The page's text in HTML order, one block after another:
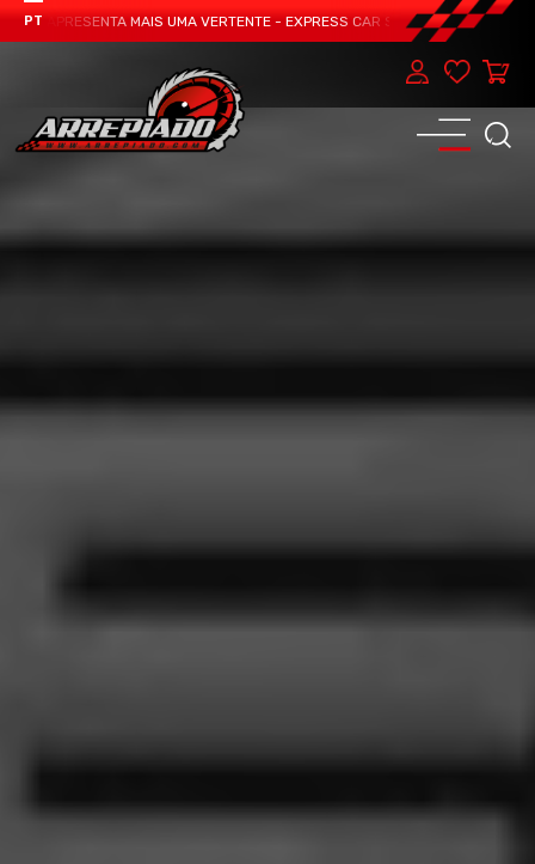
PT
APRESENTA MAIS UMA VERTENTE - EXPRESS CAR SERVICE, MANUTENÇÃO